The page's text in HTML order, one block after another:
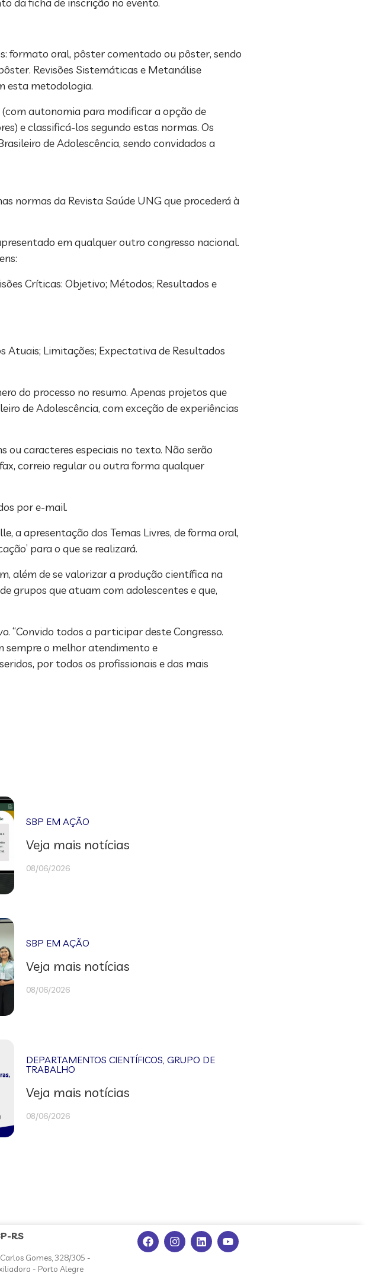
formato oral, pôster comentado ou pôster, sendo
Revisões Sistemáticas e Metanálise
esta metodologia.
autonomia para modificar a opção de
e classificá-los segundo estas normas. Os
de Adolescência, sendo convidados a
normas da Revista Saúde UNG que procederá à
em qualquer outro congresso nacional.
Críticas: Objetivo; Métodos; Resultados e
Limitações; Expectativa de Resultados
do processo no resumo. Apenas projetos que
de Adolescência, com exceção de experiências
ou caracteres especiais no texto. Não serão
correio regular ou outra forma qualquer
por e-mail.
a apresentação dos Temas Livres, de forma oral,
para o que se realizará.
além de se valorizar a produção científica na
grupos que atuam com adolescentes e que,
“Convido todos a participar deste Congresso.
sempre o melhor atendimento e
por todos os profissionais e das mais
SBP EM AÇÃO
Veja mais notícias
08/06/2026
SBP EM AÇÃO
Veja mais notícias
08/06/2026
DEPARTAMENTOS CIENTÍFICOS ,GRUPO DE
TRABALHO
Veja mais notícias
08/06/2026
RS
Carlos Gomes, 328/305 -
- Porto Alegre